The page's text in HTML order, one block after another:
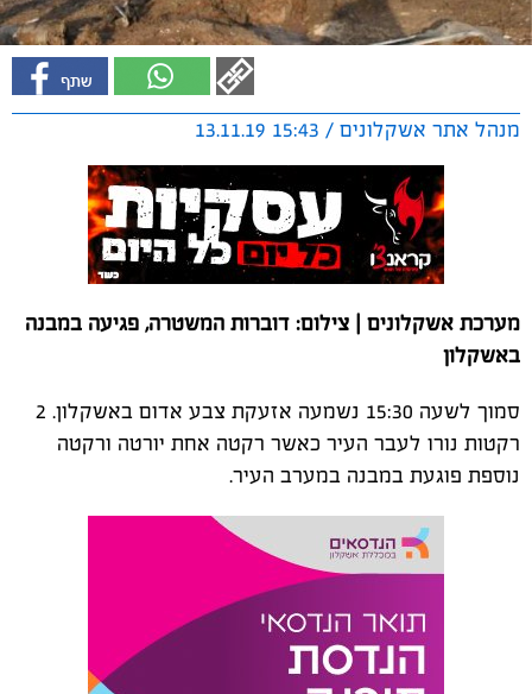
מנהל אתר אשקלונים / 15:43 13.11.19
מערכת אשקלונים | צילום: דוברות המשטרה, פגיעה במבנה
באשקלון
סמוך לשעה 15:30 נשמעה אזעקת צבע אדום באשקלון. 2
רקטות נורו לעבר העיר כאשר רקטה אחת יורטה ורקטה
נוספת פוגעת במבנה במערב העיר.